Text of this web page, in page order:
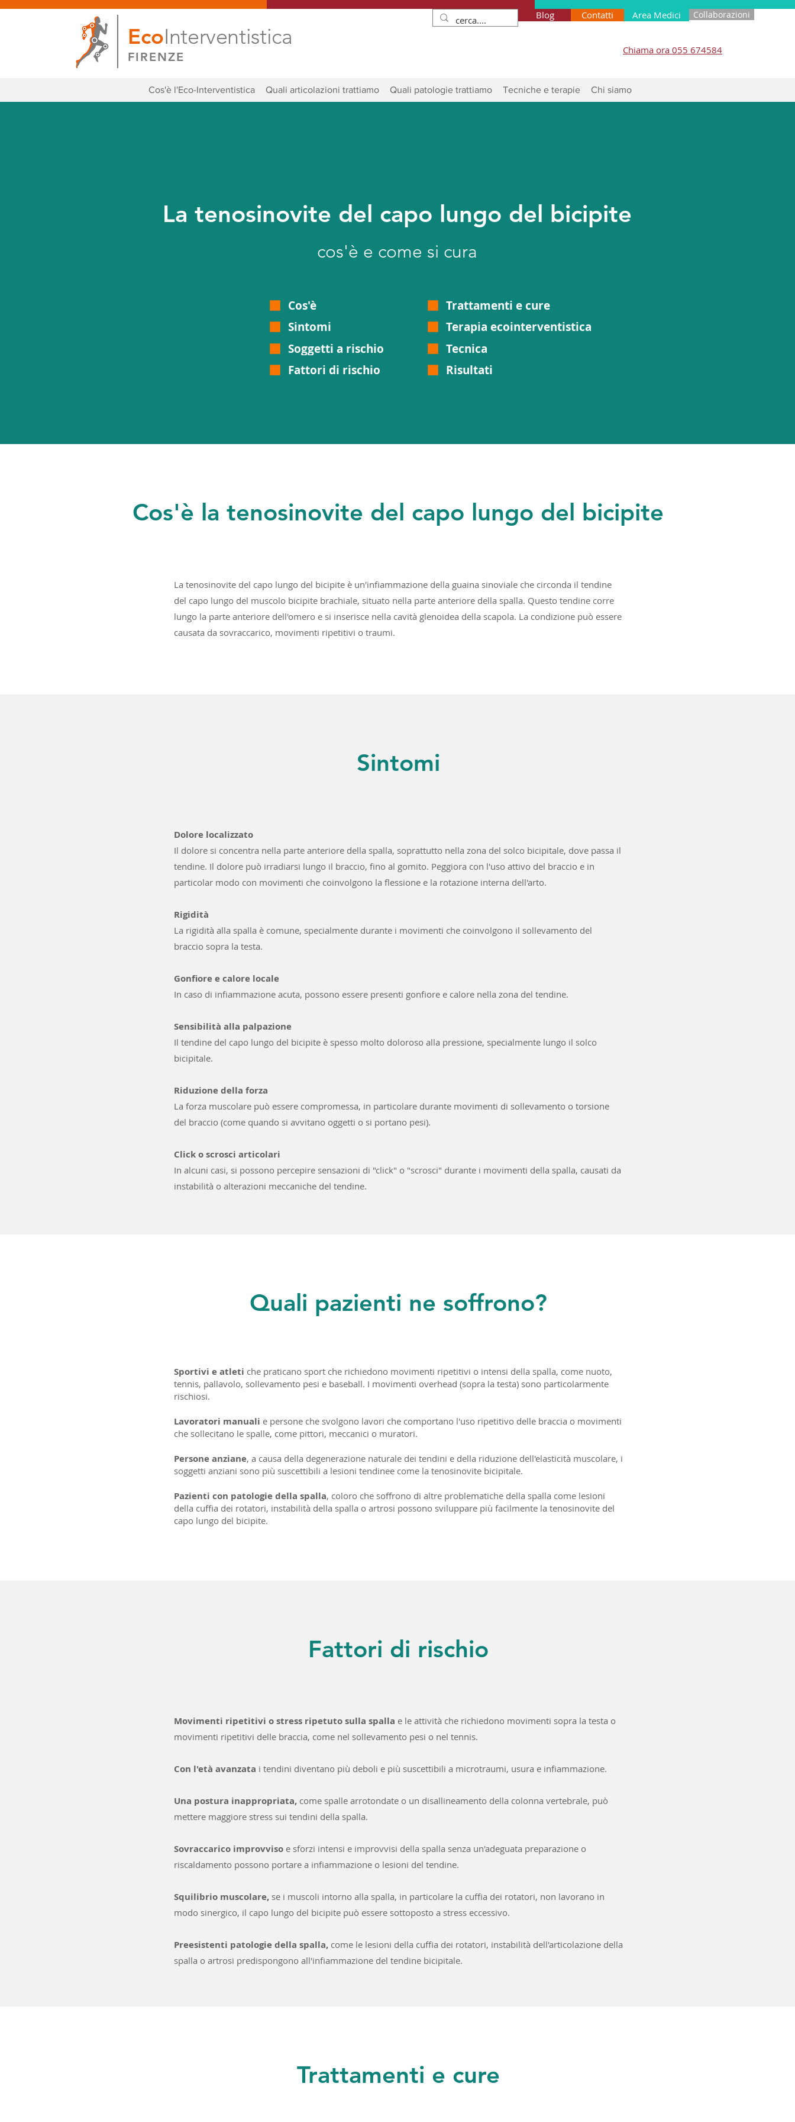
EcoInterventistica
FIRENZE
Blog Contatti Area Medici Collaborazioni
Chiama ora 055 674584
Cos'è l'Eco-Interventistica Quali articolazioni trattiamo Quali patologie trattiamo Tecniche e terapie Chi siamo
La tenosinovite del capo lungo del bicipite
cos'è e come si cura
Cos'è
Sintomi
Soggetti a rischio
Fattori di rischio
Trattamenti e cure
Terapia ecointerventistica
Tecnica
Risultati
Cos'è la tenosinovite del capo lungo del bicipite
La tenosinovite del capo lungo del bicipite è un'infiammazione della guaina sinoviale che circonda il tendine
del capo lungo del muscolo bicipite brachiale, situato nella parte anteriore della spalla. Questo tendine corre
lungo la parte anteriore dell'omero e si inserisce nella cavità glenoidea della scapola. La condizione può essere
causata da sovraccarico, movimenti ripetitivi o traumi.
Sintomi
​​Dolore localizzato
Il dolore si concentra nella parte anteriore della spalla, soprattutto nella zona del solco bicipitale, dove passa il
tendine. Il dolore può irradiarsi lungo il braccio, fino al gomito. Peggiora con l'uso attivo del braccio e in
particolar modo con movimenti che coinvolgono la flessione e la rotazione interna dell'arto.
Rigidità
La rigidità alla spalla è comune, specialmente durante i movimenti che coinvolgono il sollevamento del
braccio sopra la testa.
Gonfiore e calore locale
In caso di infiammazione acuta, possono essere presenti gonfiore e calore nella zona del tendine.
Sensibilità alla palpazione
Il tendine del capo lungo del bicipite è spesso molto doloroso alla pressione, specialmente lungo il solco
bicipitale.
Riduzione della forza
La forza muscolare può essere compromessa, in particolare durante movimenti di sollevamento o torsione
del braccio (come quando si avvitano oggetti o si portano pesi).
Click o scrosci articolari
In alcuni casi, si possono percepire sensazioni di "click" o "scrosci" durante i movimenti della spalla, causati da
instabilità o alterazioni meccaniche del tendine.
Quali pazienti ne soffrono?
Sportivi e atleti che praticano sport che richiedono movimenti ripetitivi o intensi della spalla, come nuoto,
tennis, pallavolo, sollevamento pesi e baseball. I movimenti overhead (sopra la testa) sono particolarmente
rischiosi.
Lavoratori manuali e persone che svolgono lavori che comportano l'uso ripetitivo delle braccia o movimenti
che sollecitano le spalle, come pittori, meccanici o muratori.
Persone anziane, a causa della degenerazione naturale dei tendini e della riduzione dell'elasticità muscolare, i
soggetti anziani sono più suscettibili a lesioni tendinee come la tenosinovite bicipitale.
Pazienti con patologie della spalla, coloro che soffrono di altre problematiche della spalla come lesioni
della cuffia dei rotatori, instabilità della spalla o artrosi possono sviluppare più facilmente la tenosinovite del
capo lungo del bicipite.
Fattori di rischio
Movimenti ripetitivi o stress ripetuto sulla spalla e le attività che richiedono movimenti sopra la testa o
movimenti ripetitivi delle braccia, come nel sollevamento pesi o nel tennis.
Con l'età avanzata i tendini diventano più deboli e più suscettibili a microtraumi, usura e infiammazione.
Una postura inappropriata, come spalle arrotondate o un disallineamento della colonna vertebrale, può
mettere maggiore stress sui tendini della spalla.
Sovraccarico improvviso e sforzi intensi e improvvisi della spalla senza un'adeguata preparazione o
riscaldamento possono portare a infiammazione o lesioni del tendine.
Squilibrio muscolare, se i muscoli intorno alla spalla, in particolare la cuffia dei rotatori, non lavorano in
modo sinergico, il capo lungo del bicipite può essere sottoposto a stress eccessivo.
Preesistenti patologie della spalla, come le lesioni della cuffia dei rotatori, instabilità dell'articolazione della
spalla o artrosi predispongono all'infiammazione del tendine bicipitale.
Trattamenti e cure